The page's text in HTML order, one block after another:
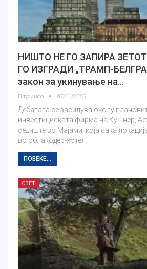
НИШТО НЕ ГО ЗАПИРА
ГО ИЗГРАДИ „ТРАМП-
закон за укинување на…
Плусинфо 07/11/2025
Дебатата се засилува околу
инвестициската фирма на Кушнер,
седиште во Мајами, која сака
во облакодер-хотел.
ПОВЕЌЕ...
СВЕТ